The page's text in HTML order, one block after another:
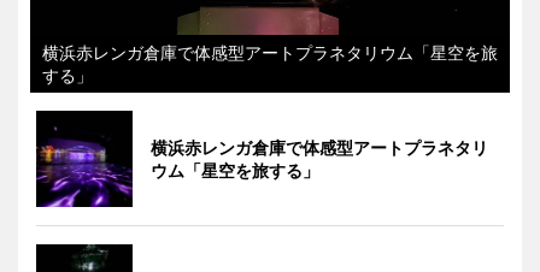
横浜赤レンガ倉庫で体感型アートプラネタリウム「星空を旅
する」
横浜赤レンガ倉庫で体感型アートプラネタリ
ウム「星空を旅する」